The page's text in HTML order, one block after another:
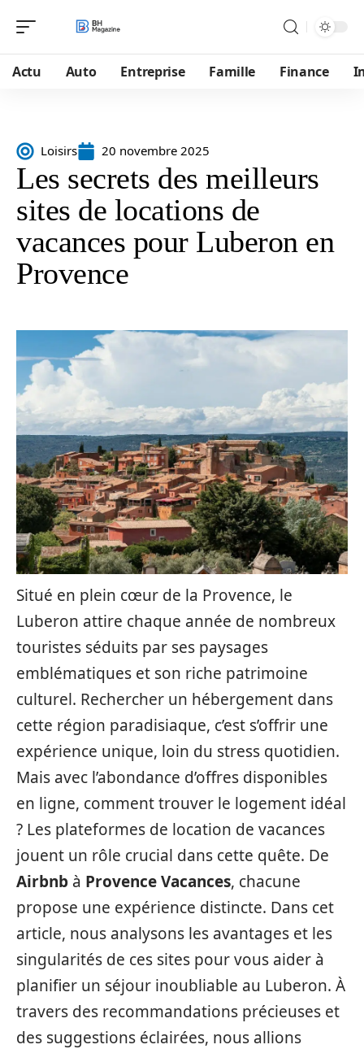
Actu Auto Entreprise Famille Finance
Loisirs 20 novembre 2025
Les secrets des meilleurs
sites de locations de
vacances pour Luberon en
Provence
Situé en plein cœur de la Provence, le
Luberon attire chaque année de nombreux
touristes séduits par ses paysages
emblématiques et son riche patrimoine
culturel. Rechercher un hébergement dans
cette région paradisiaque, c’est s’offrir une
expérience unique, loin du stress quotidien.
Mais avec l’abondance d’offres disponibles
en ligne, comment trouver le logement idéal
? Les plateformes de location de vacances
jouent un rôle crucial dans cette quête. De
Airbnb à Provence Vacances, chacune
propose une expérience distincte. Dans cet
article, nous analysons les avantages et les
singularités de ces sites pour vous aider à
planifier un séjour inoubliable au Luberon. À
travers des recommandations précieuses et
des suggestions éclairées, nous allions